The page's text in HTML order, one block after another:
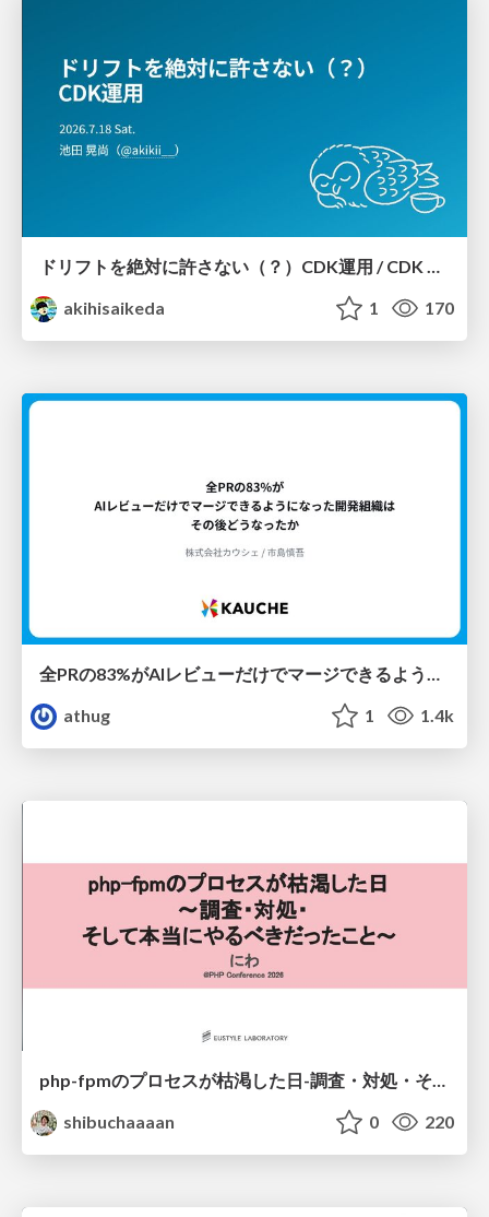
ドリフトを絶対に許さない（？）CDK運用 / CDK Ops with Zero Tolerance for Drifts (?)
akihisaikeda
1 170
athug
1 1.4k
php-fpmのプロセスが枯渇した日-調査・対処・そして本当にやるべきだったこと-
shibuchaaaan
0 220